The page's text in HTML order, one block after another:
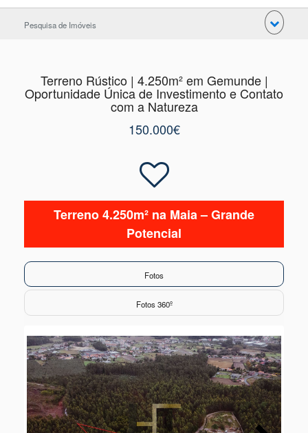
Pesquisa de Imóveis
Terreno Rústico | 4.250m² em Gemunde |
Oportunidade Única de Investimento e Contato
com a Natureza
150.000€
Terreno 4.250m² na Maia – Grande
Potencial
Fotos
Fotos 360º